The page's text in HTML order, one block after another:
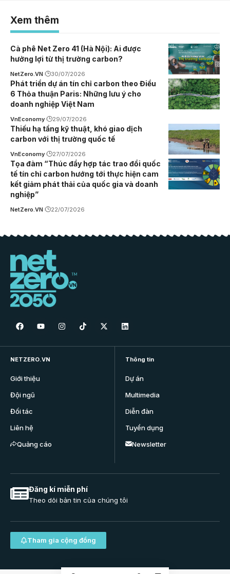
Xem thêm
Cà phê Net Zero 41 (Hà Nội): Ai được
hưởng lợi từ thị trường carbon?
NetZero.VN 30/07/2026
Phát triển dự án tín chỉ carbon theo Điều
6 Thỏa thuận Paris: Những lưu ý cho
doanh nghiệp Việt Nam
VnEconomy 29/07/2026
Thiếu hạ tầng kỹ thuật, khó giao dịch
carbon với thị trường quốc tế
VnEconomy 27/07/2026
Tọa đàm “Thúc đẩy hợp tác trao đổi quốc
tế tín chỉ carbon hướng tới thực hiện cam
kết giảm phát thải của quốc gia và doanh
nghiệp”
NetZero.VN 22/07/2026
NETZERO.VN
Giới thiệu
Đội ngũ
Đối tác
Liên hệ
Quảng cáo
Thông tin
Dự án
Multimedia
Diễn đàn
Tuyển dụng
Newsletter
Đăng kí miễn phí
Theo dõi bản tin của chúng tôi
Tham gia cộng đồng